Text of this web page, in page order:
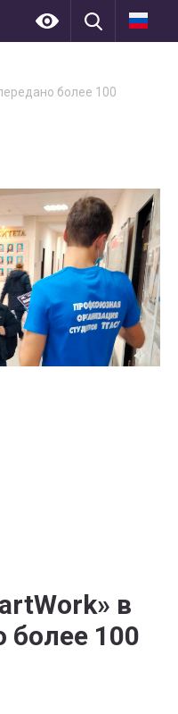
более 100
в
более 100